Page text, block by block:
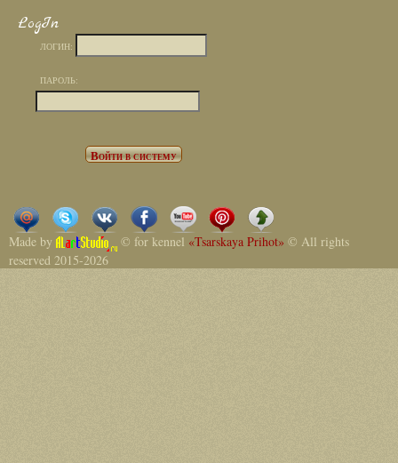
LogIn
ЛОГИН:
ПАРОЛЬ:
Made by © for kennel «Tsarskaya Prihot» © All rights
reserved 2015-2026